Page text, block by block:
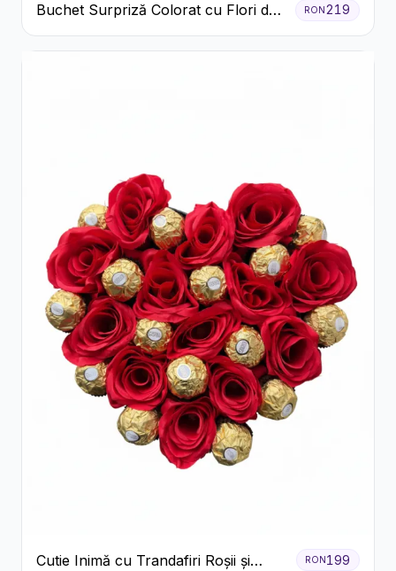
Buchet Surpriză Colorat cu Flori de
Sezon
RON219
Cutie Inimă cu Trandafiri Roșii și
RON199